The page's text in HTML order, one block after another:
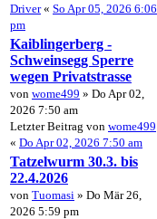
Driver« So Apr 05, 2026 6:06
pm
Kaiblingerberg -
Schweinsegg Sperre
wegen Privatstrasse
von wome499 » Do Apr 02,
2026 7:50 am
Letzter Beitrag von wome499
« Do Apr 02, 2026 7:50 am
Tatzelwurm 30.3. bis
22.4.2026
von Tuomasi » Do Mär 26,
2026 5:59 pm